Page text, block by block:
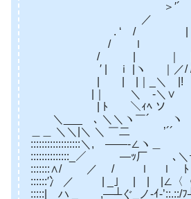
＞′´ ＼::::::::
／ l ヽ ￣
. ‘ / | ｜ﾄ | ＼
/ ｌ | ∥| } _|
/ | ｜ | イ厂|,ハ
′ | ｉ |ヽ ｜／/ /,.
| | |｜_＼ |! /
|｜ ゝ ＼ -
| ﾄ ＼ｨﾍ ソ
＼___ ､ ＼＼ヽ￣
＿＿ ＼＼|＼ ＼
::::::::::::::::::＼, ――‐∠ヽ＿
::::::::::::::_／ ―ｯ厂 ､＼ｰ-
:::::::∧/ ／ / ｌ ｌ ﾄ ）//「
::::::′冫 ／ | _｣ | | |∠〈〈仆
:::::| ハ _ ,―┴ぐ_ノ-ｲ‐’::.::/